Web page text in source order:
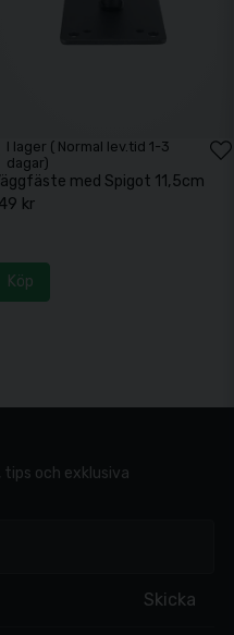
I lager ( Normal lev.tid 1-3
dagar)
med Spigot 11,5cm
kr
Köp
Skicka
tips och exklusiva